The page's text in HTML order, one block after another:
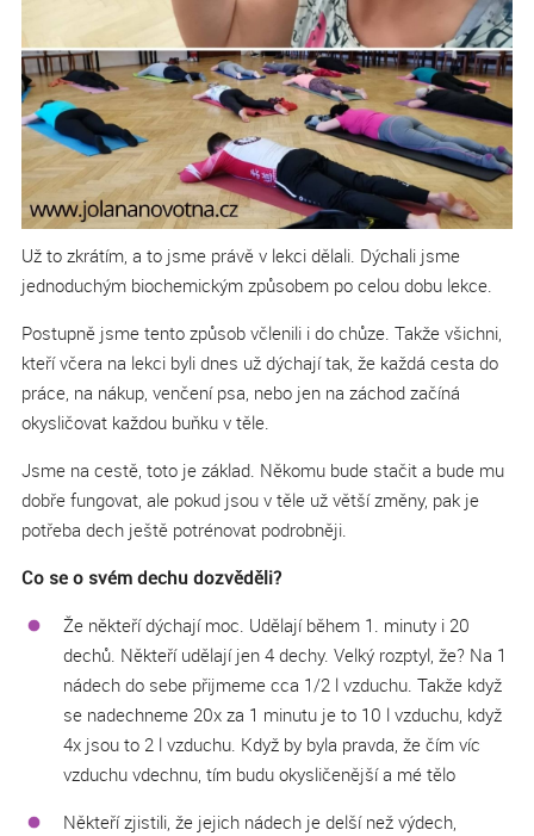
Už to zkrátím, a to jsme právě v lekci dělali. Dýchali jsme
jednoduchým biochemickým způsobem po celou dobu lekce.
Postupně jsme tento způsob včlenili i do chůze. Takže všichni,
kteří včera na lekci byli dnes už dýchají tak, že každá cesta do
práce, na nákup, venčení psa, nebo jen na záchod začíná
okysličovat každou buňku v těle.
Jsme na cestě, toto je základ. Někomu bude stačit a bude mu
dobře fungovat, ale pokud jsou v těle už větší změny, pak je
potřeba dech ještě potrénovat podrobněji.
Co se o svém dechu dozvěděli?
Že někteří dýchají moc. Udělají během 1. minuty i 20
dechů. Někteří udělají jen 4 dechy. Velký rozptyl, že? Na 1
nádech do sebe přijmeme cca 1/2 l vzduchu. Takže když
se nadechneme 20x za 1 minutu je to 10 l vzduchu, když
4x jsou to 2 l vzduchu. Když by byla pravda, že čím víc
vzduchu vdechnu, tím budu okysličenější a mé tělo
Někteří zjistili, že jejich nádech je delší než výdech,